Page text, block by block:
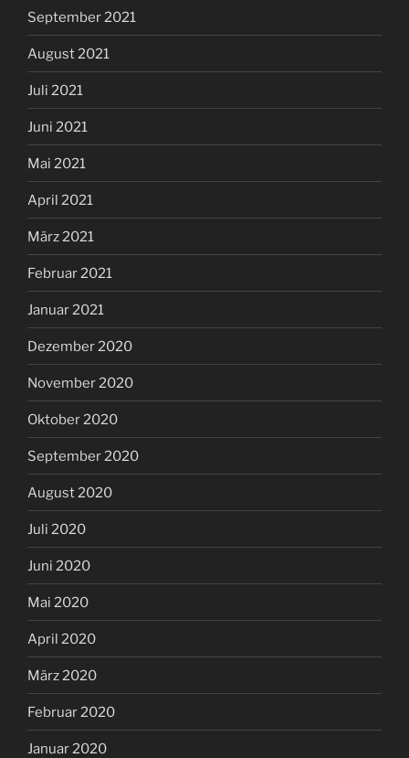
September 2021
August 2021
Juli 2021
Juni 2021
Mai 2021
April 2021
März 2021
Februar 2021
Januar 2021
Dezember 2020
November 2020
Oktober 2020
September 2020
August 2020
Juli 2020
Juni 2020
Mai 2020
April 2020
März 2020
Februar 2020
Januar 2020